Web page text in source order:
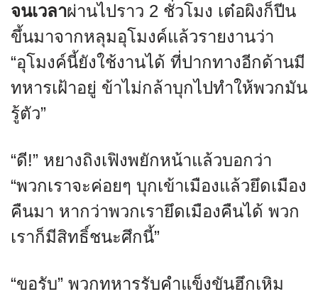
จนเวลาผ่านไปราว 2 ชั่วโมง เต๋อผิงก็ปีน
ขึ้นมาจากหลุมอุโมงค์แล้วรายงานว่า
“อุโมงค์นี้ยังใช้งานได้ ที่ปากทางอีกด้านมี
ทหารเฝ้าอยู่ ข้าไม่กล้าบุกไปทำให้พวกมัน
รู้ตัว”
“ดี!” หยางถิงเฟิงพยักหน้าแล้วบอกว่า
“พวกเราจะค่อยๆ บุกเข้าเมืองแล้วยึดเมือง
คืนมา หากว่าพวกเรายึดเมืองคืนได้ พวก
เราก็มีสิทธิ์ชนะศึกนี้”
“ขอรับ” พวกทหารรับคำแข็งขันฮึกเหิม